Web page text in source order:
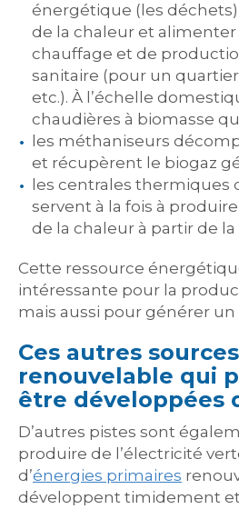
énergétique (les
de la chaleur et
chauffage et de
sanitaire (pour un
etc.). À l’échelle
chaudières à biomasse
les méthaniseurs
et récupèrent le biogaz
les centrales thermiques
servent à la fois à
de la chaleur à partir de la
Cette ressource
intéressante pour la
mais aussi pour générer
Ces autres
renouvelable qui
être développées
D’autres pistes sont
produire de l’électricité
d’énergies primaires
développent timidement